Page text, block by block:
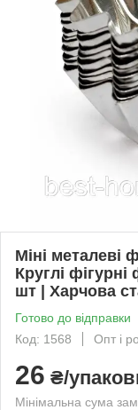
Міні металеві
Круглі
шт | Харчова
Готово до відправки
Код: 1568
Опт і
26 ₴/
Мінімальна сума